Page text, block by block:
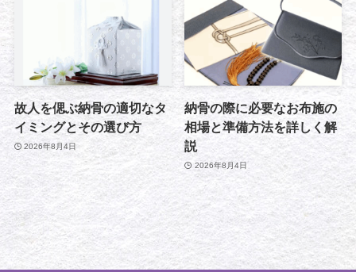
故人を偲ぶ納骨の適切なタ
イミングとその選び方
2026年8月4日
納骨の際に必要なお布施の
相場と準備方法を詳しく解
説
2026年8月4日